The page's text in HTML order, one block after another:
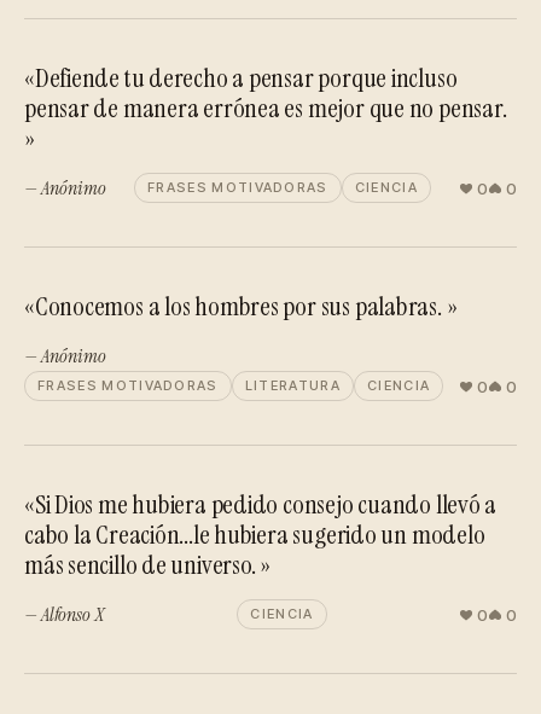
«Defiende tu derecho a pensar porque incluso
pensar de manera errónea es mejor que no pensar.
»
— Anónimo FRASES MOTIVADORAS CIENCIA 0 0
«Conocemos a los hombres por sus palabras. »
— Anónimo
FRASES MOTIVADORAS LITERATURA CIENCIA 0 0
«Si Dios me hubiera pedido consejo cuando llevó a
cabo la Creación...le hubiera sugerido un modelo
más sencillo de universo. »
— Alfonso X CIENCIA 0 0